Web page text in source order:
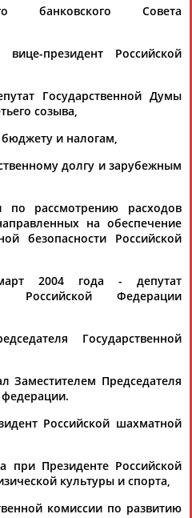
НАШИ КНОПКИ РЕКЛАМА
деятельности
«Стадион»
банковского Совета
президент Российской
Государственной Думы
созыва,
и налогам,
долгу и зарубежным
по рассмотрению расходов
на обеспечение
безопасности Российской
2004 года - депутат
Российской Федерации
Государственной
Заместителем Председателя
федерации.
Российской шахматной
при Президенте Российской
культуры и спорта,
комиссии по развитию